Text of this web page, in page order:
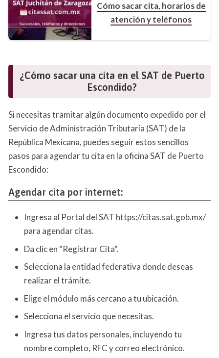
Cómo sacar cita, horarios de
atención y teléfonos
¿Cómo sacar una cita en el SAT de Puerto
Escondido?
Si necesitas tramitar algún documento expedido por el
Servicio de Administración Tributaria (SAT) de la
República Mexicana, puedes seguir estos sencillos
pasos para agendar tu cita en la oficina SAT de Puerto
Escondido:
Agendar cita por internet:
Ingresa al Portal del SAT https://citas.sat.gob.mx/
para agendar citas.
Da clic en “Registrar Cita”.
Selecciona la entidad federativa donde deseas
realizar el trámite.
Elige el módulo más cercano a tu ubicación.
Selecciona el servicio que necesitas.
Ingresa tus datos personales, incluyendo tu
nombre completo, RFC y correo electrónico.